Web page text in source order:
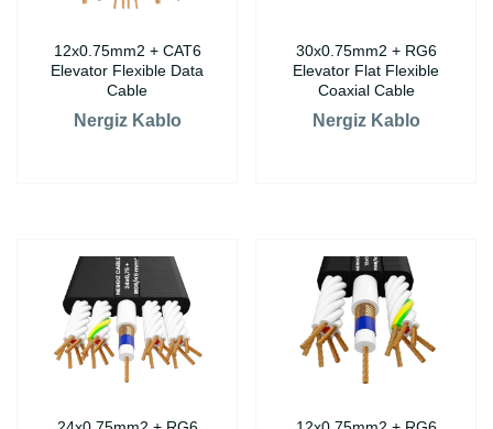
12x0.75mm2 + CAT6
Elevator Flexible Data
Cable
Nergiz Kablo
30x0.75mm2 + RG6
Elevator Flat Flexible
Coaxial Cable
Nergiz Kablo